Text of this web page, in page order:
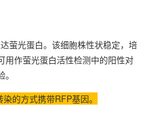
萤光蛋白。该细胞株性状稳定，培
用作萤光蛋白活性检测中的阳性对
的方式携带RFP基因。